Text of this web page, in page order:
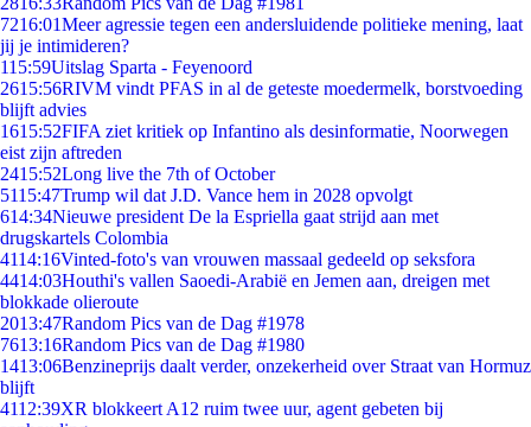
7216:01Meer agressie tegen een andersluidende politieke mening, laat
jij je intimideren?
115:59Uitslag Sparta - Feyenoord
2615:56RIVM vindt PFAS in al de geteste moedermelk, borstvoeding
blijft advies
1615:52FIFA ziet kritiek op Infantino als desinformatie, Noorwegen
eist zijn aftreden
2415:52Long live the 7th of October
5115:47Trump wil dat J.D. Vance hem in 2028 opvolgt
614:34Nieuwe president De la Espriella gaat strijd aan met
drugskartels Colombia
4114:16Vinted-foto's van vrouwen massaal gedeeld op seksfora
4414:03Houthi's vallen Saoedi-Arabië en Jemen aan, dreigen met
blokkade olieroute
2013:47Random Pics van de Dag #1978
7613:16Random Pics van de Dag #1980
1413:06Benzineprijs daalt verder, onzekerheid over Straat van Hormuz
blijft
4112:39XR blokkeert A12 ruim twee uur, agent gebeten bij